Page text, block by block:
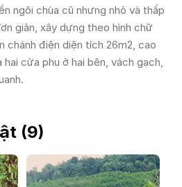
ngôi chùa cũ nhưng nhỏ và thấp
giản, xây dựng theo hình chữ
chánh điện diện tích 26m2, cao
cửa phụ ở hai bên, vách gạch,
(9)